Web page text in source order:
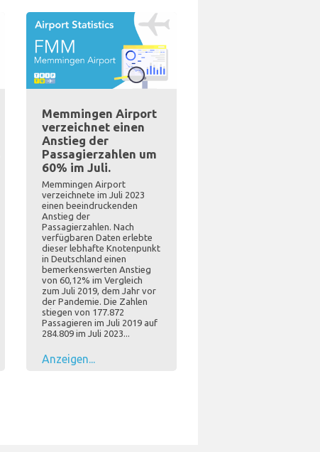
Memmingen Airport
verzeichnet einen
Anstieg der
Passagierzahlen um
60% im Juli.
Memmingen Airport
verzeichnete im Juli 2023
einen beeindruckenden
Anstieg der
Passagierzahlen. Nach
verfügbaren Daten erlebte
dieser lebhafte Knotenpunkt
in Deutschland einen
bemerkenswerten Anstieg
von 60,12% im Vergleich
zum Juli 2019, dem Jahr vor
der Pandemie. Die Zahlen
stiegen von 177.872
Passagieren im Juli 2019 auf
284.809 im Juli 2023...
Anzeigen...